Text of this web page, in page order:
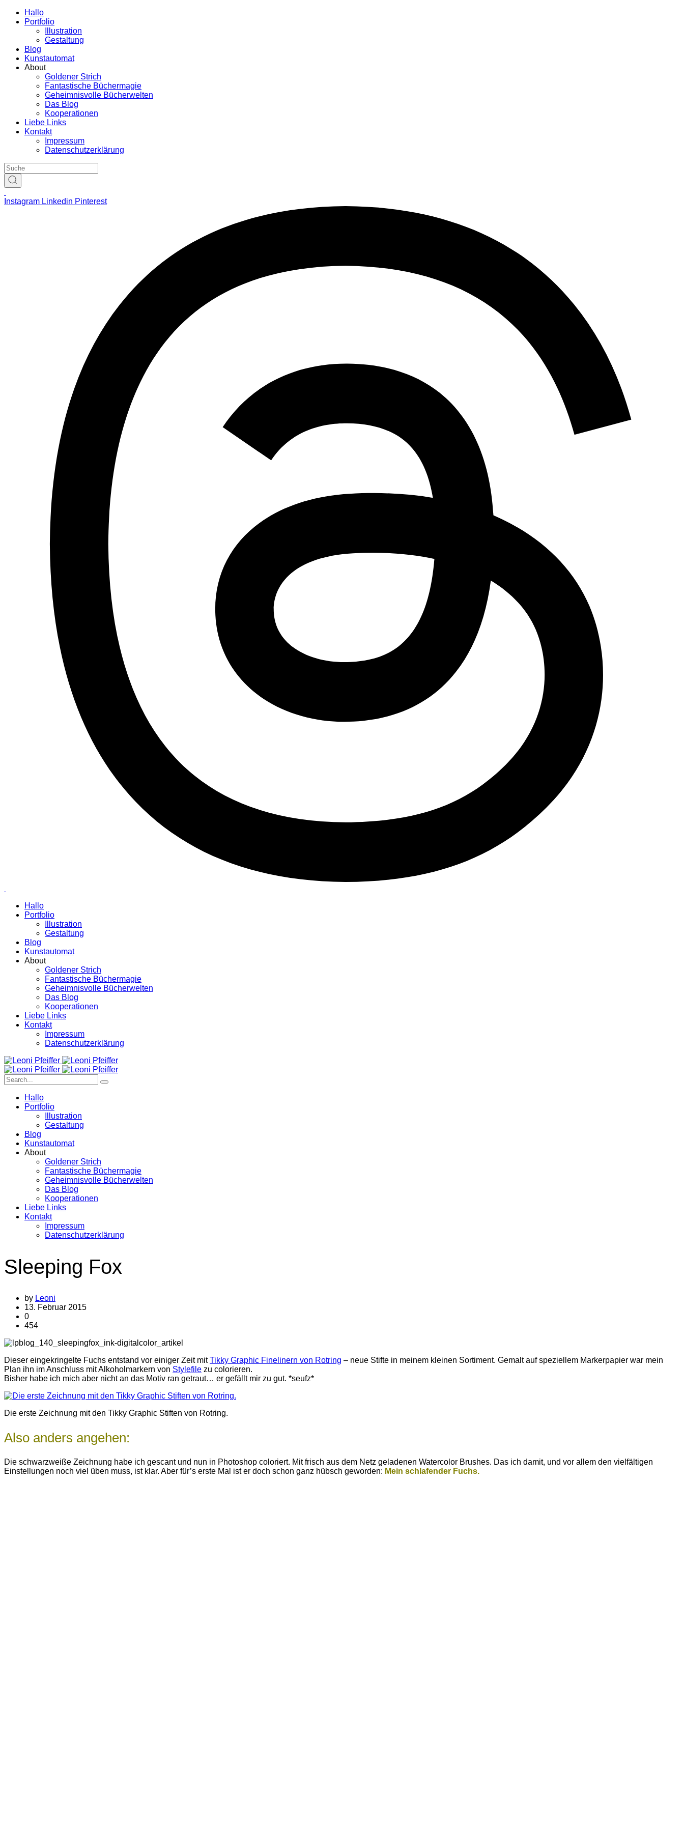
Hallo
Portfolio
Illustration
Gestaltung
Blog
Kunstautomat
About
Goldener Strich
Fantastische Büchermagie
Geheimnisvolle Bücherwelten
Das Blog
Kooperationen
Liebe Links
Kontakt
Impressum
Datenschutzerklärung
Instagram Linkedin Pinterest
Hallo
Portfolio
Illustration
Gestaltung
Blog
Kunstautomat
About
Goldener Strich
Fantastische Büchermagie
Geheimnisvolle Bücherwelten
Das Blog
Kooperationen
Liebe Links
Kontakt
Impressum
Datenschutzerklärung
Hallo
Portfolio
Illustration
Gestaltung
Blog
Kunstautomat
About
Goldener Strich
Fantastische Büchermagie
Geheimnisvolle Bücherwelten
Das Blog
Kooperationen
Liebe Links
Kontakt
Impressum
Datenschutzerklärung
Sleeping Fox
by Leoni
13. Februar 2015
0
454
Dieser eingekringelte Fuchs entstand vor einiger Zeit mitTikky Graphic Finelinern von Rotring – neue Stifte in meinem kleinen Sortiment. Gemalt auf speziellem Markerpapier war mein
Plan ihn im Anschluss mit Alkoholmarkern von Stylefile zu colorieren.
Bisher habe ich mich aber nicht an das Motiv ran getraut… er gefällt mir zu gut. *seufz*
Die erste Zeichnung mit den Tikky Graphic Stiften von Rotring.
Also anders angehen:
Die schwarzweiße Zeichnung habe ich gescant und nun in Photoshop coloriert. Mit frisch aus dem Netz geladenen Watercolor Brushes. Das ich damit, und vor allem den vielfältigen
Einstellungen noch viel üben muss, ist klar. Aber für’s erste Mal ist er doch schon ganz hübsch geworden: Mein schlafender Fuchs.